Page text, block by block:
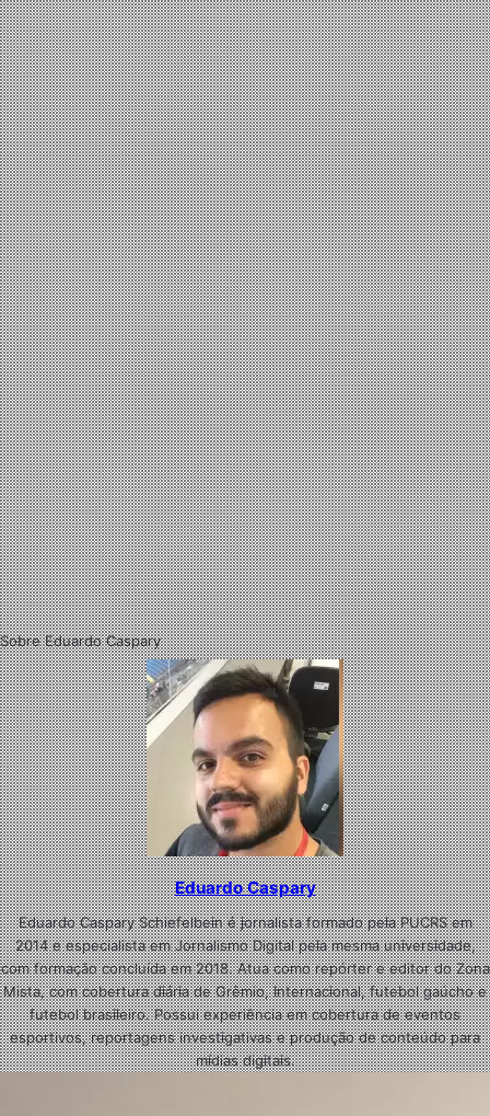
Sobre Eduardo Caspary
Eduardo Caspary
Eduardo Caspary Schiefelbein é jornalista formado pela PUCRS em
2014 e especialista em Jornalismo Digital pela mesma universidade,
com formação concluída em 2018. Atua como repórter e editor do Zona
Mista, com cobertura diária de Grêmio, Internacional, futebol gaúcho e
futebol brasileiro. Possui experiência em cobertura de eventos
esportivos, reportagens investigativas e produção de conteúdo para
mídias digitais.